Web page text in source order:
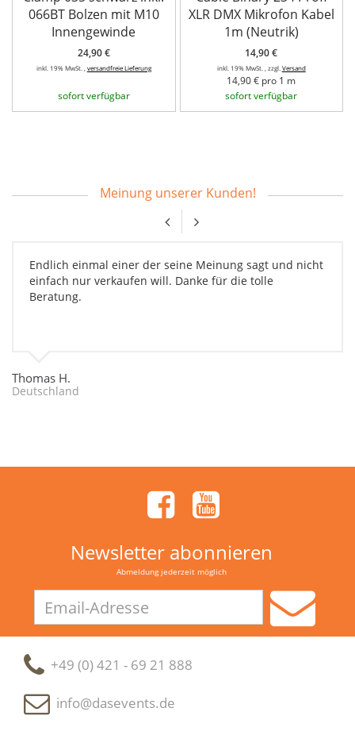
066BT Bolzen mit M10
Innengewinde
24,90 €
inkl. 19% MwSt. , versandfreie Lieferung
sofort verfügbar
XLR DMX Mikrofon Kabel
1m (Neutrik)
14,90 €
inkl. 19% MwSt. , zzgl. Versand
14,90 € pro 1 m
sofort verfügbar
Meinung unserer Kunden!
Endlich einmal einer der seine Meinung sagt und nicht
einfach nur verkaufen will. Danke für die tolle
Beratung.
Thomas H.
Deutschland
Newsletter abonnieren
Abmeldung jederzeit möglich
Adresse
+49 (0) 421 - 69 21 888
info@dasevents.de